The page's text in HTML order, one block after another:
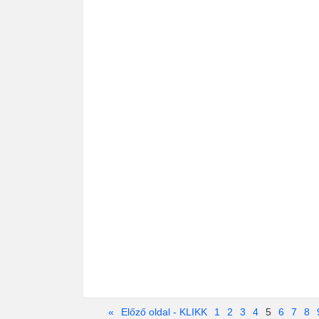
« Előző oldal - KLIKK 1 2 3 4 5 6 7 8